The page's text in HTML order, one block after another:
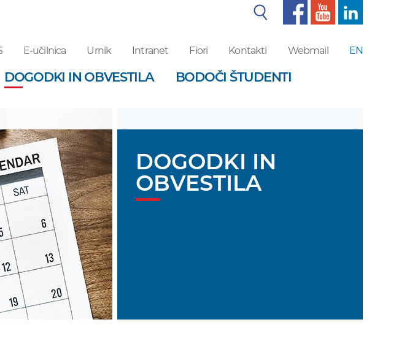
Iskalnik
E-učilnica Urnik Intranet Fiori Kontakti Webmail EN
DOGODKI IN OBVESTILA
BODOČI ŠTUDENTI
DOGODKI IN
OBVESTILA